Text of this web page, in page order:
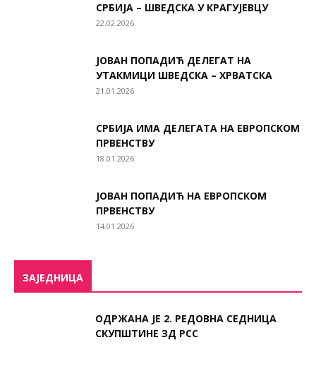
СРБИЈА – ШВЕДСКА У КРАГУЈЕВЦУ
22.02.2026
ЈОВАН ПОПАДИЋ ДЕЛЕГАТ НА
УТАКМИЦИ ШВЕДСКА – ХРВАТСКА
21.01.2026
СРБИЈА ИМА ДЕЛЕГАТА НА ЕВРОПСКОМ
ПРВЕНСТВУ
18.01.2026
ЈОВАН ПОПАДИЋ НА ЕВРОПСКОМ
ПРВЕНСТВУ
14.01.2026
ЗАЈЕДНИЦА
ОДРЖАНА ЈЕ 2. РЕДОВНА СЕДНИЦА
СКУПШТИНЕ ЗД РСС